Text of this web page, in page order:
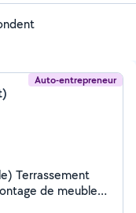
Auto-entrepreneur
Terrassement